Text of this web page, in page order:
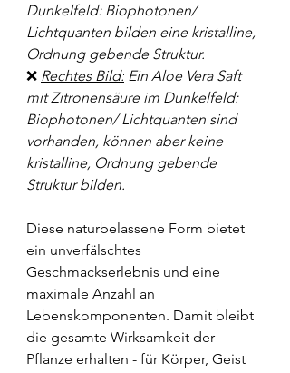
Dunkelfeld: Biophotonen/
Lichtquanten bilden eine kristalline,
Ordnung gebende Struktur.
❌ Rechtes Bild: Ein Aloe Vera Saft
mit Zitronensäure im Dunkelfeld:
Biophotonen/ Lichtquanten sind
vorhanden, können aber keine
kristalline, Ordnung gebende
Struktur bilden.
Diese naturbelassene Form bietet
ein unverfälschtes
Geschmackserlebnis und eine
maximale Anzahl an
Lebenskomponenten. Damit bleibt
die gesamte Wirksamkeit der
Pflanze erhalten - für Körper, Geist